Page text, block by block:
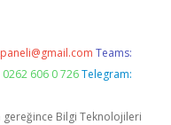
Teams:
606 0 726 Telegram:
gereğince Bilgi Teknolojileri